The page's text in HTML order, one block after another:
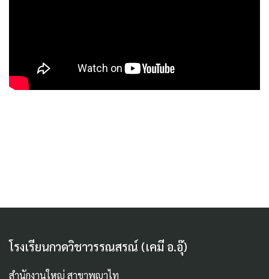
โรงเรียนกวดวิชาวรรณสรณ์ (เคมี อ.อุ๊)
สำนักงานใหญ่ สาขาพญาไท